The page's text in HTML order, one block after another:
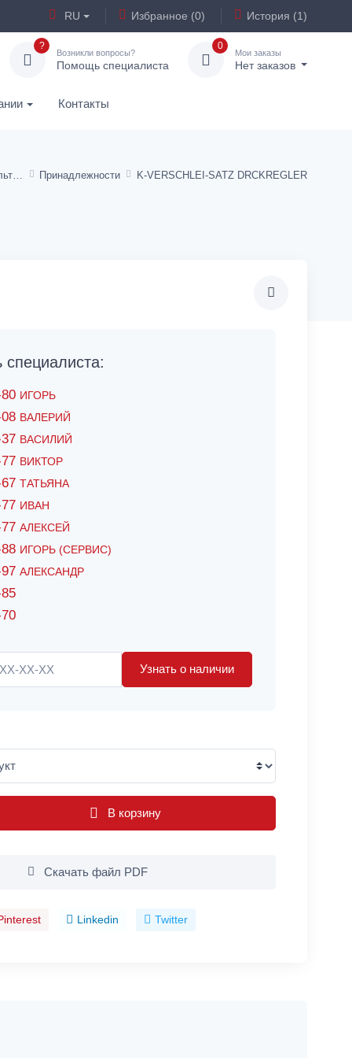
RU Избранное (0) История (1)
?
Возникли вопросы?
Помощь специалиста
0
Мои заказы
Нет заказов
Контакты
Регуляторы давления и фильтры для воды (санитарные) Принадлежности K-VERSCHLEI-SATZ DRCKREGLER
ИГОРЬ
ВАЛЕРИЙ
ВАСИЛИЙ
ВИКТОР
ТАТЬЯНА
ИВАН
АЛЕКСЕЙ
ИГОРЬ (СЕРВИС)
АЛЕКСАНДР
Узнать о наличии
В корзину
Скачать файл PDF
Linkedin Twitter